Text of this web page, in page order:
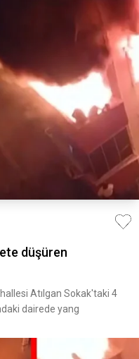
düşüren
Atılgan Sokak'taki 4
dairede yang